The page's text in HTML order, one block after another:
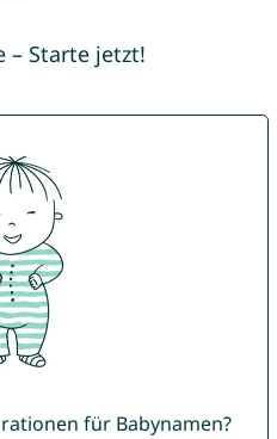
– Starte jetzt!
für Babynamen?